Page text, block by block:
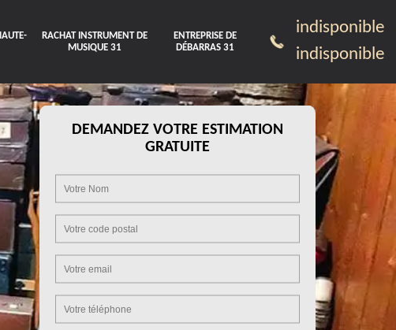
RACHAT INSTRUMENT DE
MUSIQUE 31
ENTREPRISE DE
DÉBARRAS 31
indisponible
indisponible
DEMANDEZ VOTRE ESTIMATION
GRATUITE